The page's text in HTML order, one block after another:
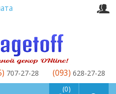
товаров (0)
707-27-28 (093) 628-27-28